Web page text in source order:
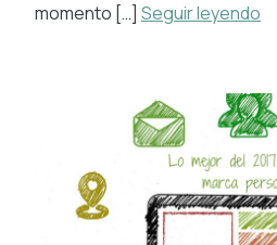
momento […] Seguir leyendo